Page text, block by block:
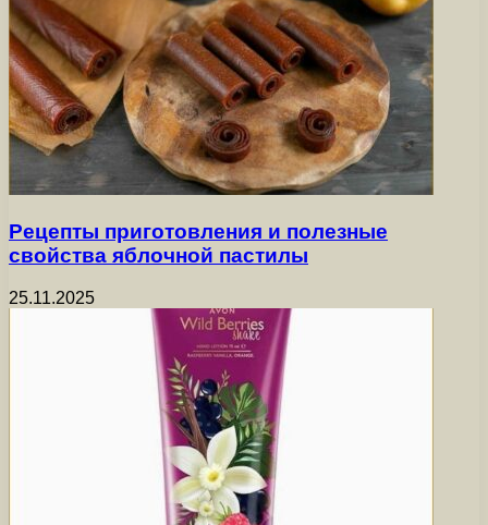
Рецепты приготовления и полезные
свойства яблочной пастилы
25.11.2025